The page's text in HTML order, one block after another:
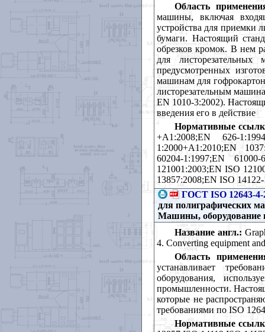
Область
машины, включая
устройства для приемки
бумаги. Настоящий
обрезков кромок. В нем
для
предусмотренных
машинам для
листорезательным
ЕN 1010-3:2002).
введения его в действие
Нормативные
+A1:2008;EN 626-
1:2000+A1:2010;EN
60204-1:1997;EN
121001:2003;EN ISO
13857:2008;EN ISO
ГОСТ ISO 12643-4-
для полиграфических
Машины, оборудование
Название англ.:
4. Converting equipment
Область
устанавливает
оборудования,
промышленности.
которые не
требованиями по ISO
Нормативные